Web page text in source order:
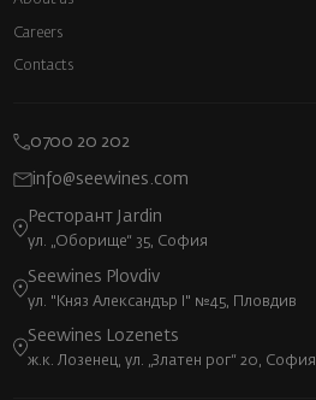
Careers
Contacts
0700 20 202
info@seewines.com
Ресторант Jardin
ул. „Оборище“ 35, София
Seewines Plovdiv
ул. "Княз Александър I" №45, Пловдив
Seewines Lozenets
ж.к. Лозенец, ул. „Златен рог“ 20, София